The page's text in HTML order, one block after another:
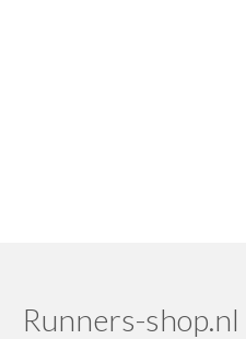
Runners-shop.nl